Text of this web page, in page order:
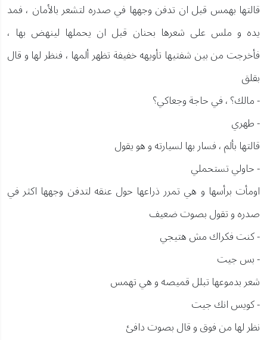
قالتها بهمس قبل ان تدفن وجهها في صدره لتشعر بالأمان ، فمد
يده و ملس على شعرها بحنان قبل ان يحملها لينهض بها ،
فأخرجت من بين شفتيها تأويهه خفيفة تظهر ألمها ، فنظر لها و قال
بقلق
- مالك؟ ، في حاجة وجعاكي؟
- طهري
قالتها بألم ، فسار بها لسيارته و هو يقول
- حاولي تستحملي
اومأت برأسها و هي تمرر ذراعها حول عنقه لتدفن وجهها اكثر في
صدره و تقول بصوت ضعيف
- كنت فكراك مش هتيجي
- بس جيت
شعر بدموعها تبلل قميصه و هي تهمس
- كويس انك جيت
نظر لها من فوق و قال بصوت دافئ